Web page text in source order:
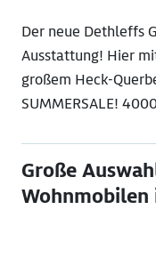
Der neue Dethleffs
Ausstattung! Hier
großem Heck-
SUMMERSALE!
Große
Wohnmobilen